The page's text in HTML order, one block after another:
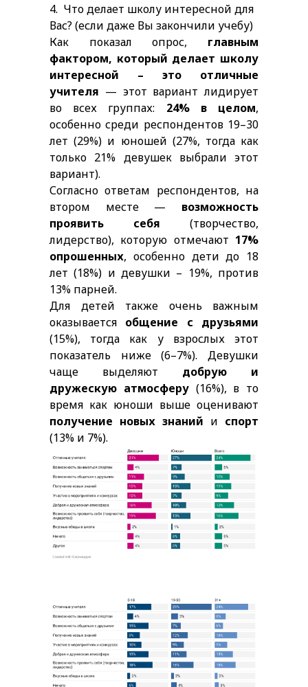
4. Что делает школу интересной для
Вас? (если даже Вы закончили учебу)
Как показал опрос, главным
фактором, который делает школу
интересной – это отличные
учителя — этот вариант лидирует
во всех группах: 24% в целом,
особенно среди респондентов 19–30
лет (29%) и юношей (27%, тогда как
только 21% девушек выбрали этот
вариант).
Согласно ответам респондентов, на
втором месте — возможность
проявить себя (творчество,
лидерство), которую отмечают 17%
опрошенных, особенно дети до 18
лет (18%) и девушки – 19%, против
13% парней.
Для детей также очень важным
оказывается общение с друзьями
(15%), тогда как у взрослых этот
показатель ниже (6–7%). Девушки
чаще выделяют добрую и
дружескую атмосферу(16%), в то
время как юноши выше оценивают
получение новых знаний и спорт
(13% и 7%).